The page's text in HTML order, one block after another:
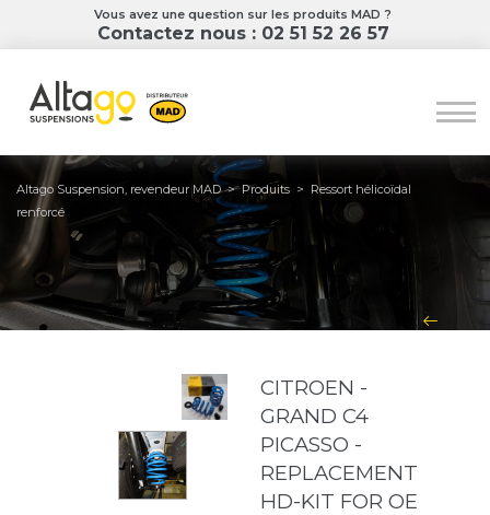
Vous avez une question sur les produits MAD ?
Contactez nous : 02 51 52 26 57
Altago Suspension, revendeur MAD> Produits > Ressort hélicoïdal
renforcé
CITROEN -
GRAND C4
PICASSO -
REPLACEMENT
HD-KIT FOR OE